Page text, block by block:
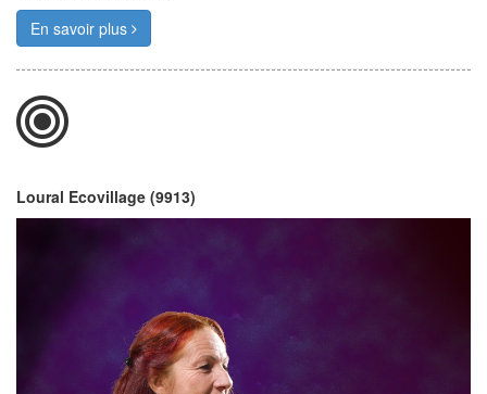
En savoir plus
Loural Ecovillage (9913)